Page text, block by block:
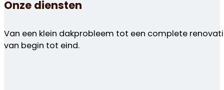
Onze diensten
Van een klein dakprobleem tot een complete
van begin tot eind.